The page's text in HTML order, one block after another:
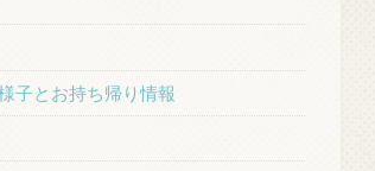
子とお持ち帰り情報